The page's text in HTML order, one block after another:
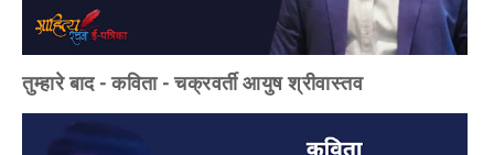
तुम्हारे बाद - कविता - चक्रवर्ती आयुष श्रीवास्तव